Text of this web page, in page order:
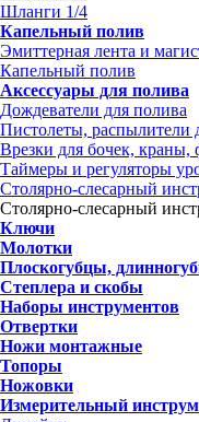
Шланги 1/4
Капельный полив
Эмиттерная лента и
Капельный полив
Аксессуары для полива
Дождеватели для полива
Пистолеты, распылители
Врезки для бочек, краны,
Таймеры и регуляторы
Столярно-слесарный
Столярно-слесарный
Ключи
Молотки
Плоскогубцы,
Степлера и скобы
Наборы инструментов
Отвертки
Ножи монтажные
Топоры
Ножовки
Измерительный